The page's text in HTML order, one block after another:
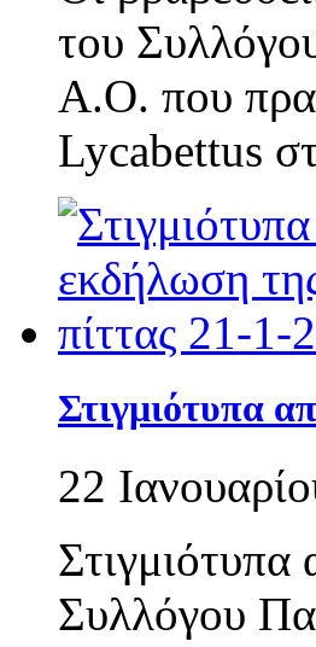
του
Α.Ο. που
Lycabettus
Στιγμιότυπα
22
Συλλόγου